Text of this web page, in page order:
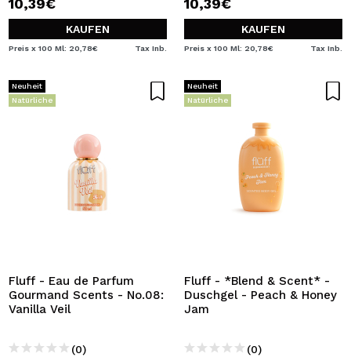
10,39€
KAUFEN
Preis x 100 Ml: 20,78€ Tax Inb.
10,39€
KAUFEN
Preis x 100 Ml: 20,78€ Tax Inb.
Neuheit
Natürliche
Fluff - Eau de Parfum
Gourmand Scents - No.08:
Vanilla Veil
(0)
Neuheit
Natürliche
Fluff - *Blend & Scent* -
Duschgel - Peach & Honey
Jam
(0)